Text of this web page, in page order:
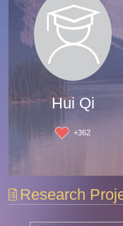
Hui Qi
+362
Research